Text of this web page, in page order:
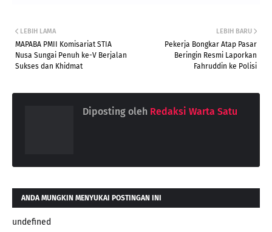
LEBIH BARU
Pekerja Bongkar Atap Pasar
Beringin Resmi Laporkan
Fahruddin ke Polisi
LEBIH LAMA
MAPABA PMII Komisariat STIA
Nusa Sungai Penuh ke-V Berjalan
Sukses dan Khidmat
Diposting oleh Redaksi Warta Satu
ANDA MUNGKIN MENYUKAI POSTINGAN INI
undefined